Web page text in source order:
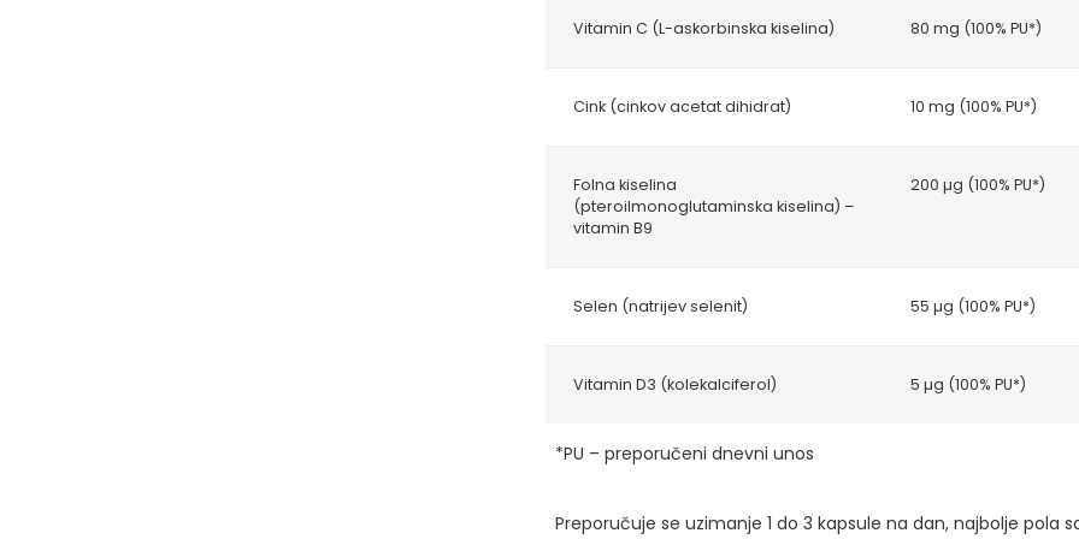
Vitamin C (L-askorbinska kiselina) 80 mg (100% PU*)
Cink (cinkov acetat dihidrat) 10 mg (100% PU*)
Folna kiselina
(pteroilmonoglutaminska kiselina) –
vitamin B9
200 µg (100% PU*)
Selen (natrijev selenit) 55 µg (100% PU*)
Vitamin D3 (kolekalciferol) 5 µg (100% PU*)
*PU – preporučeni dnevni unos
Preporučuje se uzimanje 1 do 3 kapsule na dan, najbolje pola